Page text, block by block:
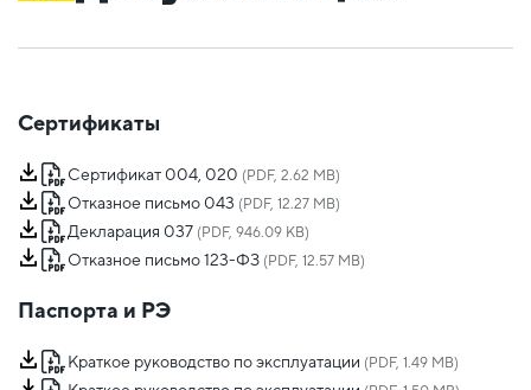
Сертификаты
Сертификат 004, 020 (PDF, 2.62 MB)
Отказное письмо 043 (PDF, 12.27 MB)
Декларация 037 (PDF, 946.09 KB)
Отказное письмо 123-ФЗ (PDF, 12.57 MB)
Паспорта и РЭ
Краткое руководство по эксплуатации (PDF, 1.49 MB)